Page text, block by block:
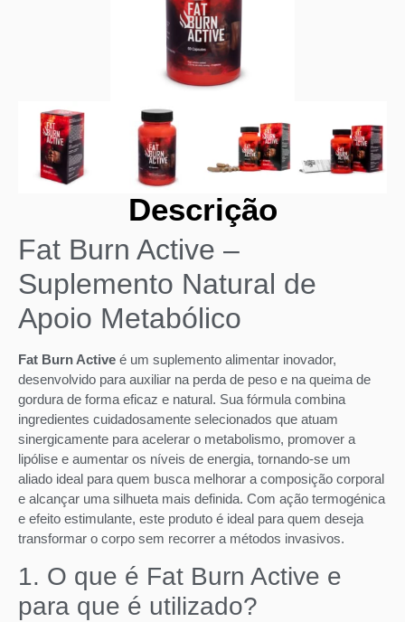
Descrição
Fat Burn Active –
Suplemento Natural de
Apoio Metabólico
Fat Burn Active é um suplemento alimentar inovador,
desenvolvido para auxiliar na perda de peso e na queima de
gordura de forma eficaz e natural. Sua fórmula combina
ingredientes cuidadosamente selecionados que atuam
sinergicamente para acelerar o metabolismo, promover a
lipólise e aumentar os níveis de energia, tornando-se um
aliado ideal para quem busca melhorar a composição corporal
e alcançar uma silhueta mais definida. Com ação termogénica
e efeito estimulante, este produto é ideal para quem deseja
transformar o corpo sem recorrer a métodos invasivos.
1. O que é Fat Burn Active e
para que é utilizado?